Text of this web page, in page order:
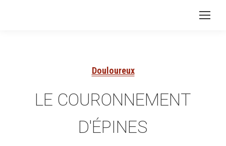
Douloureux
LE COURONNEMENT
D'ÉPINES